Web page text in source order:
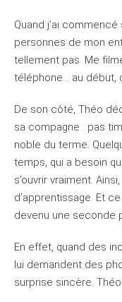
Quand j’ai
personnes de mon
tellement pas. Me
téléphone… au début,
De son côté, Théo
sa compagne : pas
noble du terme.
temps, qui a besoin
s’ouvrir vraiment.
d’apprentissage. Et
devenu une seconde
En effet, quand des
lui demandent des
surprise sincère.